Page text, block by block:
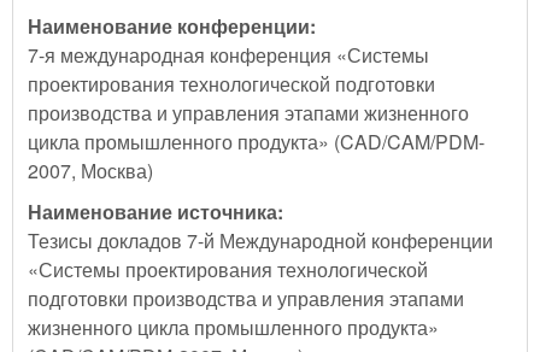
Наименование конференции:
7-я международная конференция «Системы
проектирования технологической подготовки
производства и управления этапами жизненного
цикла промышленного продукта» (CAD/CAM/PDM-
2007, Москва)
Наименование источника:
Тезисы докладов 7-й Международной конференции
«Системы проектирования технологической
подготовки производства и управления этапами
жизненного цикла промышленного продукта»